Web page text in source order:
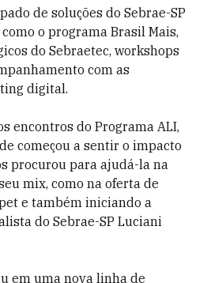
de soluções do Sebrae-SP
o programa Brasil Mais,
do Sebraetec, workshops
com as
digital.
encontros do Programa ALI,
começou a sentir o impacto
procurou para ajudá-la na
mix, como na oferta de
e também iniciando a
do Sebrae-SP Luciani
em uma nova linha de